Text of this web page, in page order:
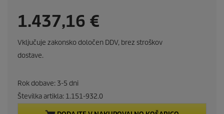
C
u
r
r
e
1.437,16 €
Vključuje zakonsko določen DDV, brez stroškov
dostave.
Rok dobave: 3-5 dni
Številka artikla: 1.151-932.0